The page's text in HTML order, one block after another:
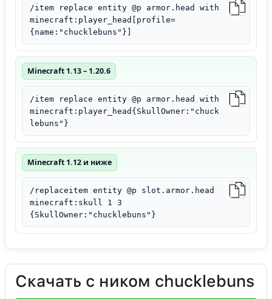
/item replace entity @p armor.head with
minecraft:player_head[profile=
{name:"chucklebuns"}]
Minecraft 1.13 – 1.20.6
/item replace entity @p armor.head with
minecraft:player_head{SkullOwner:"chuck
lebuns"}
Minecraft 1.12 и ниже
/replaceitem entity @p slot.armor.head
minecraft:skull 1 3
{SkullOwner:"chucklebuns"}
Скачать с ником chucklebuns